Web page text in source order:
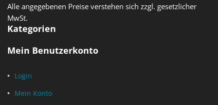
Alle angegebenen Preise verstehen sich zzgl. gesetzlicher
MwSt.
Kategorien
Mein Benutzerkonto
Login
Mein Konto